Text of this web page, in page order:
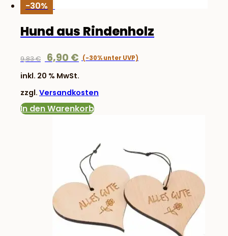
-30%
Hund aus Rindenholz
9,83€
Ursprünglicher
war:
9,83 €
6,90 €
inkl. 20 % MwSt.
zzgl. Versandkosten
In den Warenkorb